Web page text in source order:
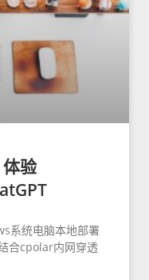
验
系统电脑本地部署
合cpolar内网穿透